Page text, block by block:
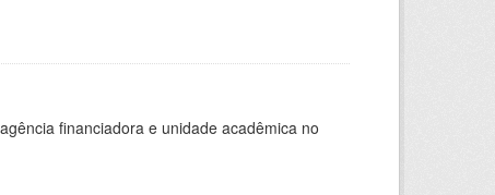
financiadora e unidade acadêmica no